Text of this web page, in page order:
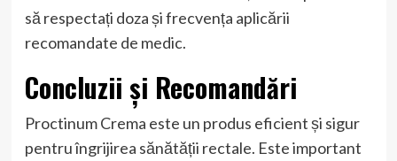
să respectați doza și frecvența aplicării
recomandate de medic.
Concluzii și Recomandări
Proctinum Crema este un produs eficient și sigur
pentru îngrijirea sănătății rectale. Este important